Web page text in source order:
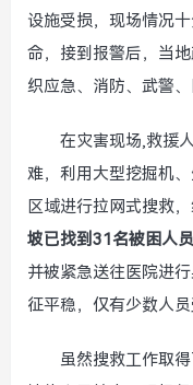
设施受损，现场情况
命，接到报警后，当
织应急、消防、武警
在灾害现场,救援
难，利用大型挖掘机
区域进行拉网式搜救
坡已找到31名被困人员
并被紧急送往医院进
征平稳，仅有少数人员
虽然搜救工作取